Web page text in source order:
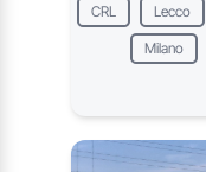
CRL Lecco
Milano